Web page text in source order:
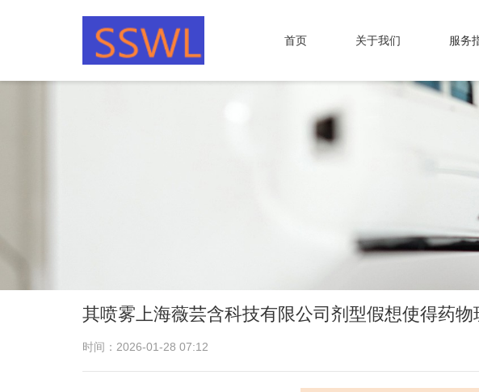
首页 关于我们 服务
其喷雾上海薇芸含科技有限公司剂型假想使得药
时间：2026-01-28 07:12